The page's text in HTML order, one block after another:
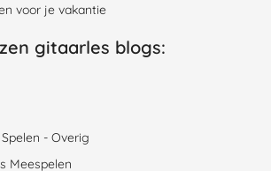
voor je vakantie
gitaarles blogs:
- Overig
Meespelen